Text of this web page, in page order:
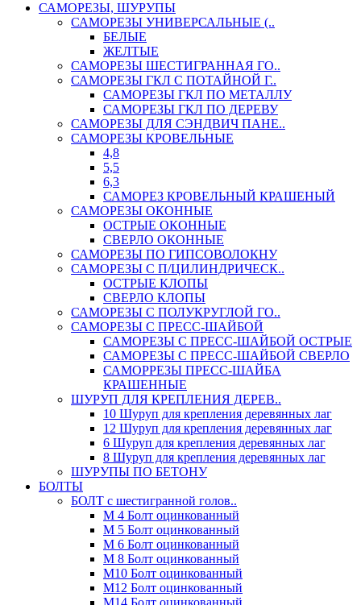
САМОРЕЗЫ, ШУРУПЫ
САМОРЕЗЫ УНИВЕРСАЛЬНЫЕ (..
БЕЛЫЕ
ЖЕЛТЫЕ
САМОРЕЗЫ ШЕСТИГРАННАЯ ГО..
САМОРЕЗЫ ГКЛ С ПОТАЙНОЙ Г..
САМОРЕЗЫ ГКЛ ПО МЕТАЛЛУ
САМОРЕЗЫ ГКЛ ПО ДЕРЕВУ
САМОРЕЗЫ ДЛЯ СЭНДВИЧ ПАНЕ..
САМОРЕЗЫ КРОВЕЛЬНЫЕ
4,8
5,5
6,3
САМОРЕЗ КРОВЕЛЬНЫЙ КРАШЕНЫЙ
САМОРЕЗЫ ОКОННЫЕ
ОСТРЫЕ ОКОННЫЕ
СВЕРЛО ОКОННЫЕ
САМОРЕЗЫ ПО ГИПСОВОЛОКНУ
САМОРЕЗЫ С П/ЦИЛИНДРИЧЕСК..
ОСТРЫЕ КЛОПЫ
СВЕРЛО КЛОПЫ
САМОРЕЗЫ С ПОЛУКРУГЛОЙ ГО..
САМОРЕЗЫ С ПРЕСС-ШАЙБОЙ
САМОРЕЗЫ С ПРЕСС-ШАЙБОЙ ОСТРЫЕ
САМОРЕЗЫ С ПРЕСС-ШАЙБОЙ СВЕРЛО
САМОРРЕЗЫ ПРЕСС-ШАЙБА
КРАШЕННЫЕ
ШУРУП ДЛЯ КРЕПЛЕНИЯ ДЕРЕВ..
10 Шуруп для крепления деревянных лаг
12 Шуруп для крепления деревянных лаг
6 Шуруп для крепления деревянных лаг
8 Шуруп для крепления деревянных лаг
ШУРУПЫ ПО БЕТОНУ
БОЛТЫ
БОЛТ с шестигранной голов..
М 4 Болт оцинкованный
М 5 Болт оцинкованный
М 6 Болт оцинкованный
М 8 Болт оцинкованный
М10 Болт оцинкованный
М12 Болт оцинкованный
М14 Болт оцинкованный